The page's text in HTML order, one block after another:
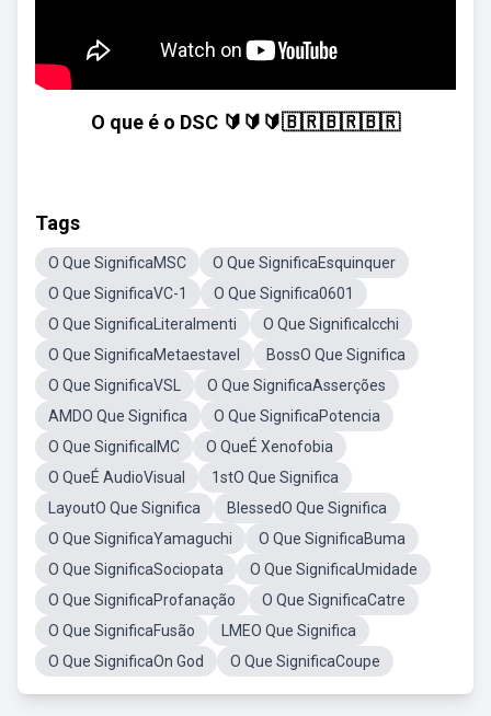
O que é o DSC 🔰🔰🔰🇧🇷🇧🇷🇧🇷
Tags
O Que SignificaMSC
O Que SignificaEsquinquer
O Que SignificaVC-1
O Que Significa0601
O Que SignificaLiteralmenti
O Que SignificaIcchi
O Que SignificaMetaestavel
BossO Que Significa
O Que SignificaVSL
O Que SignificaAsserções
AMDO Que Significa
O Que SignificaPotencia
O Que SignificaIMC
O QueÉ Xenofobia
O QueÉ AudioVisual
1stO Que Significa
LayoutO Que Significa
BlessedO Que Significa
O Que SignificaYamaguchi
O Que SignificaBuma
O Que SignificaSociopata
O Que SignificaUmidade
O Que SignificaProfanação
O Que SignificaCatre
O Que SignificaFusão
LMEO Que Significa
O Que SignificaOn God
O Que SignificaCoupe